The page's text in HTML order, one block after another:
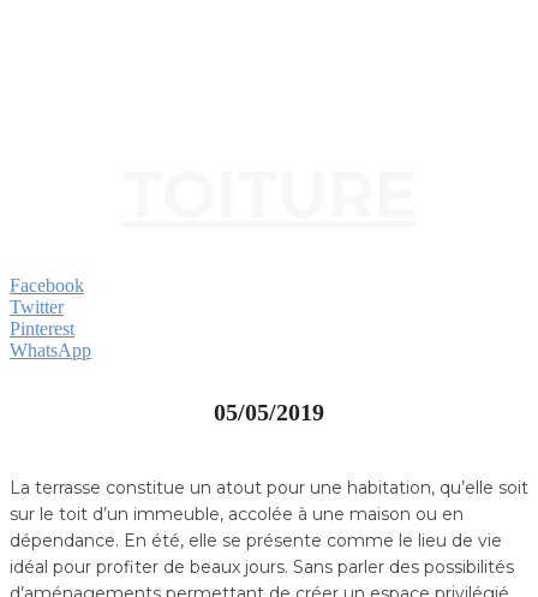
Facebook
Twitter
Pinterest
WhatsApp
05/05/2019
La terrasse constitue un atout pour une habitation, qu’elle soit
sur le toit d’un immeuble, accolée à une maison ou en
dépendance. En été, elle se présente comme le lieu de vie
idéal pour profiter de beaux jours. Sans parler des possibilités